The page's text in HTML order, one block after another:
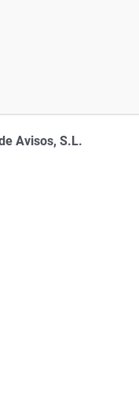
Avisos, S.L.